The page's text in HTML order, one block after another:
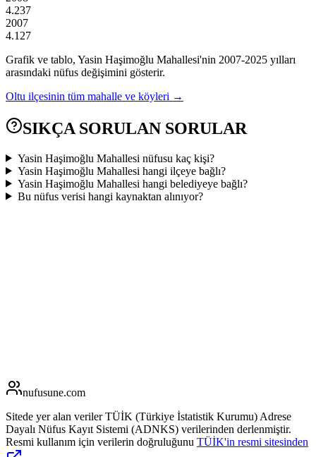
4.237
2007
4.127
Grafik ve tablo, Yasin Haşimoğlu Mahallesi'nin 2007-2025 yılları
arasındaki nüfus değişimini gösterir.
Oltu ilçesinin tüm mahalle ve köyleri →
SIKÇA SORULAN SORULAR
Yasin Haşimoğlu Mahallesi nüfusu kaç kişi?
Yasin Haşimoğlu Mahallesi hangi ilçeye bağlı?
Yasin Haşimoğlu Mahallesi hangi belediyeye bağlı?
Bu nüfus verisi hangi kaynaktan alınıyor?
nufusune.com
Sitede yer alan veriler TÜİK (Türkiye İstatistik Kurumu) Adrese
Dayalı Nüfus Kayıt Sistemi (ADNKS) verilerinden derlenmiştir.
Resmi kullanım için verilerin doğruluğunu TÜİK'in resmi sitesinden